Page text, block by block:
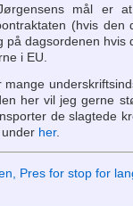
mål er
(hvis
på dagsordenen hvis
i EU.
mange
her vil jeg gerne
de slagtede
her.
Pres for stop for